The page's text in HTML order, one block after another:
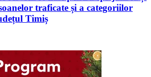
traficate și a categoriilor
Timiș